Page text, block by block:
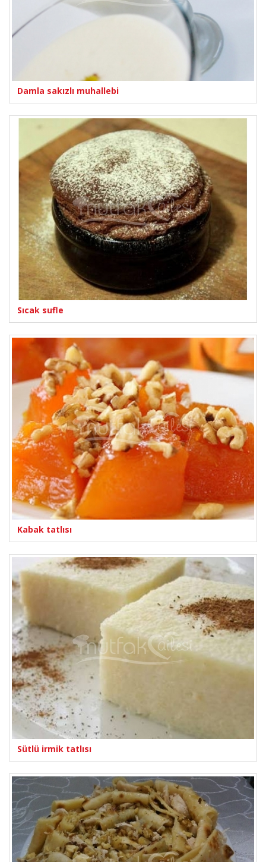
Damla sakızlı muhallebi
Sıcak sufle
Kabak tatlısı
Sütlü irmik tatlısı